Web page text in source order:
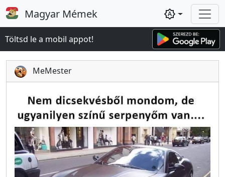
Magyar Mémek brightness_auto
Töltsd le a mobil appot!
MeMester